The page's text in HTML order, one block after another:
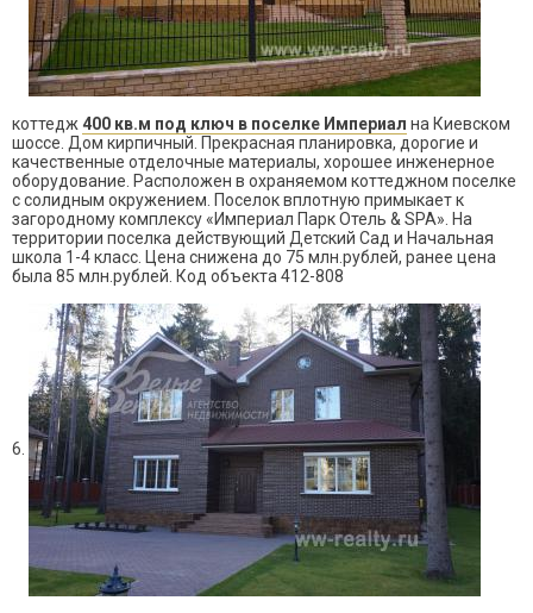
коттедж 400 кв.м под ключ в поселке Империал на Киевском
шоссе. Дом кирпичный. Прекрасная планировка, дорогие и
качественные отделочные материалы, хорошее инженерное
оборудование. Расположен в охраняемом коттеджном поселке
с солидным окружением. Поселок вплотную примыкает к
загородному комплексу «Империал Парк Отель & SPA». На
территории поселка действующий Детский Сад и Начальная
школа 1-4 класс. Цена снижена до 75 млн.рублей, ранее цена
была 85 млн.рублей. Код объекта 412-808
6.